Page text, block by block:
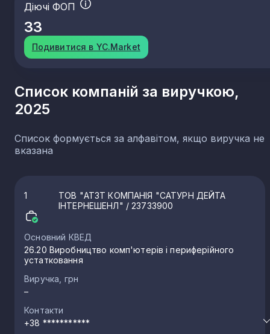
Діючі ФОП
33
Подивитися в YC.Market
Список компаній за виручкою,
2025
Список формується за алфавітом, якщо виручка не
вказана
1
ТОВ "АТЗТ КОМПАНІЯ "САТУРН ДЕЙТА
ІНТЕРНЕШЕНЛ" / 23733900
Основний КВЕД
26.20 Виробництво комп'ютерів і периферійного
устатковання
Виручка, грн
–
Контакти
+38 ***********